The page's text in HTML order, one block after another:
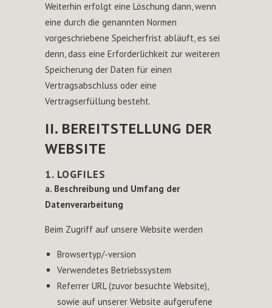
Weiterhin erfolgt eine Löschung dann, wenn
eine durch die genannten Normen
vorgeschriebene Speicherfrist abläuft, es sei
denn, dass eine Erforderlichkeit zur weiteren
Speicherung der Daten für einen
Vertragsabschluss oder eine
Vertragserfüllung besteht.
II. BEREITSTELLUNG DER
WEBSITE
1. LOGFILES
a. Beschreibung und Umfang der
Datenverarbeitung
Beim Zugriff auf unsere Website werden
Browsertyp/-version
Verwendetes Betriebssystem
Referrer URL (zuvor besuchte Website),
sowie auf unserer Website aufgerufene